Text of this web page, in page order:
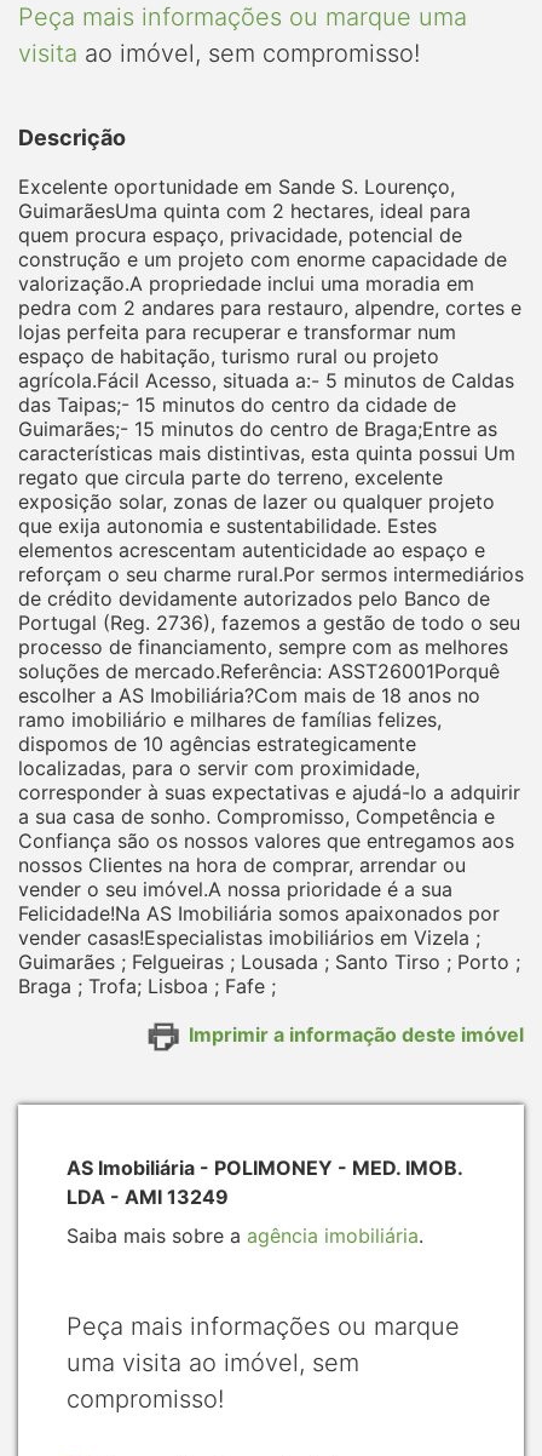
Peça mais informações ou marque uma
visita ao imóvel, sem compromisso!
Descrição
Excelente oportunidade em Sande S. Lourenço,
GuimarãesUma quinta com 2 hectares, ideal para
quem procura espaço, privacidade, potencial de
construção e um projeto com enorme capacidade de
valorização.A propriedade inclui uma moradia em
pedra com 2 andares para restauro, alpendre, cortes e
lojas perfeita para recuperar e transformar num
espaço de habitação, turismo rural ou projeto
agrícola.Fácil Acesso, situada a:- 5 minutos de Caldas
das Taipas;- 15 minutos do centro da cidade de
Guimarães;- 15 minutos do centro de Braga;Entre as
características mais distintivas, esta quinta possui Um
regato que circula parte do terreno, excelente
exposição solar, zonas de lazer ou qualquer projeto
que exija autonomia e sustentabilidade. Estes
elementos acrescentam autenticidade ao espaço e
reforçam o seu charme rural.Por sermos intermediários
de crédito devidamente autorizados pelo Banco de
Portugal (Reg. 2736), fazemos a gestão de todo o seu
processo de financiamento, sempre com as melhores
soluções de mercado.Referência: ASST26001Porquê
escolher a AS Imobiliária?Com mais de 18 anos no
ramo imobiliário e milhares de famílias felizes,
dispomos de 10 agências estrategicamente
localizadas, para o servir com proximidade,
corresponder à suas expectativas e ajudá-lo a adquirir
a sua casa de sonho. Compromisso, Competência e
Confiança são os nossos valores que entregamos aos
nossos Clientes na hora de comprar, arrendar ou
vender o seu imóvel.A nossa prioridade é a sua
Felicidade!Na AS Imobiliária somos apaixonados por
vender casas!Especialistas imobiliários em Vizela ;
Guimarães ; Felgueiras ; Lousada ; Santo Tirso ; Porto ;
Braga ; Trofa; Lisboa ; Fafe ;
Imprimir a informação deste imóvel
AS Imobiliária - POLIMONEY - MED. IMOB.
LDA - AMI 13249
Saiba mais sobre a agência imobiliária.
Peça mais informações ou marque
uma visita ao imóvel, sem
compromisso!